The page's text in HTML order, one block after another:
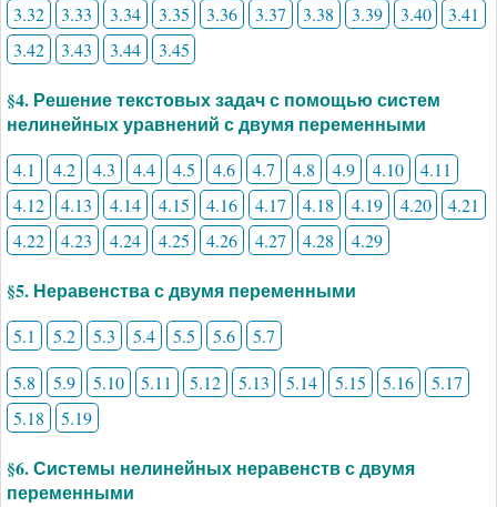
3.32
3.33 3.34 3.35 3.36 3.37 3.38 3.39 3.40
3.41
3.42
3.43 3.44 3.45
§4. Решение текстовых задач с помощью систем
нелинейных уравнений с двумя переменными
4.1 4.2 4.3 4.4 4.5 4.6 4.7 4.8 4.9 4.10
4.11
4.12
4.13 4.14 4.15 4.16 4.17 4.18 4.19 4.20
4.21
4.22
4.23 4.24 4.25 4.26 4.27 4.28 4.29
§5. Неравенства с двумя переменными
5.1 5.2 5.3 5.4 5.5 5.6
5.7
5.8
5.9 5.10 5.11 5.12 5.13 5.14 5.15 5.16
5.17
5.18
5.19
§6. Системы нелинейных неравенств с двумя
переменными